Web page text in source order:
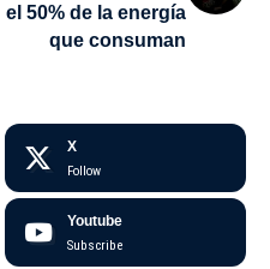
el 50% de la energía
que consuman
X
Follow
Youtube
Subscribe